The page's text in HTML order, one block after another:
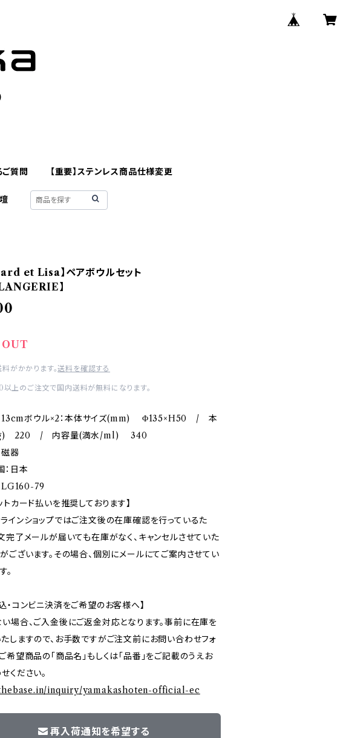
ご質問 【重要】ステンレス商品仕様変更
et Lisa】ペアボウルセット
】
OUT
がかかります。送料を確認する
上のご注文で国内送料が無料になります。
13cmボウル×2：本体サイズ(mm) Φ135×H50 / 本
220 / 内容量(満水/ml) 340
器
日本
LG160-79
トカード払いを推奨しております】
インショップではご注文後の在庫確認を行っているた
完了メールが届いても在庫がなく、キャンセルさせていた
ございます。その場合、個別にメールにてご案内させてい
。
・コンビニ決済をご希望のお客様へ】
場合、ご入金後にご返金対応となります。事前に在庫を
しますので、お手数ですがご注文前にお問い合わせフォ
希望商品の「商品名」もしくは「品番」をご記載のうえお
ください。
inquiry/yamakashoten-official-ec
再入荷通知を希望する